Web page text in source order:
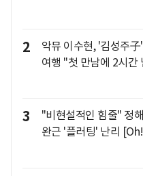
2
악뮤 이수현, '김성주
여행 "첫 만남에 2시간
3
"비현설적인 힘줄" 정
완근 '플러팅' 난리